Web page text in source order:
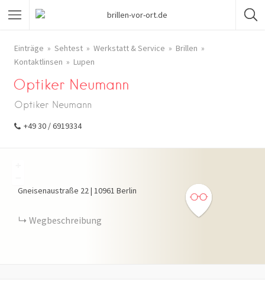
Einträge Sehtest Werkstatt & Service
Brillen
Kontaktlinsen
Lupen
Optiker Neumann
Optiker Neumann
+49 30 / 6919334
Gneisenaustraße 22| 10961 Berlin
Wegbeschreibung